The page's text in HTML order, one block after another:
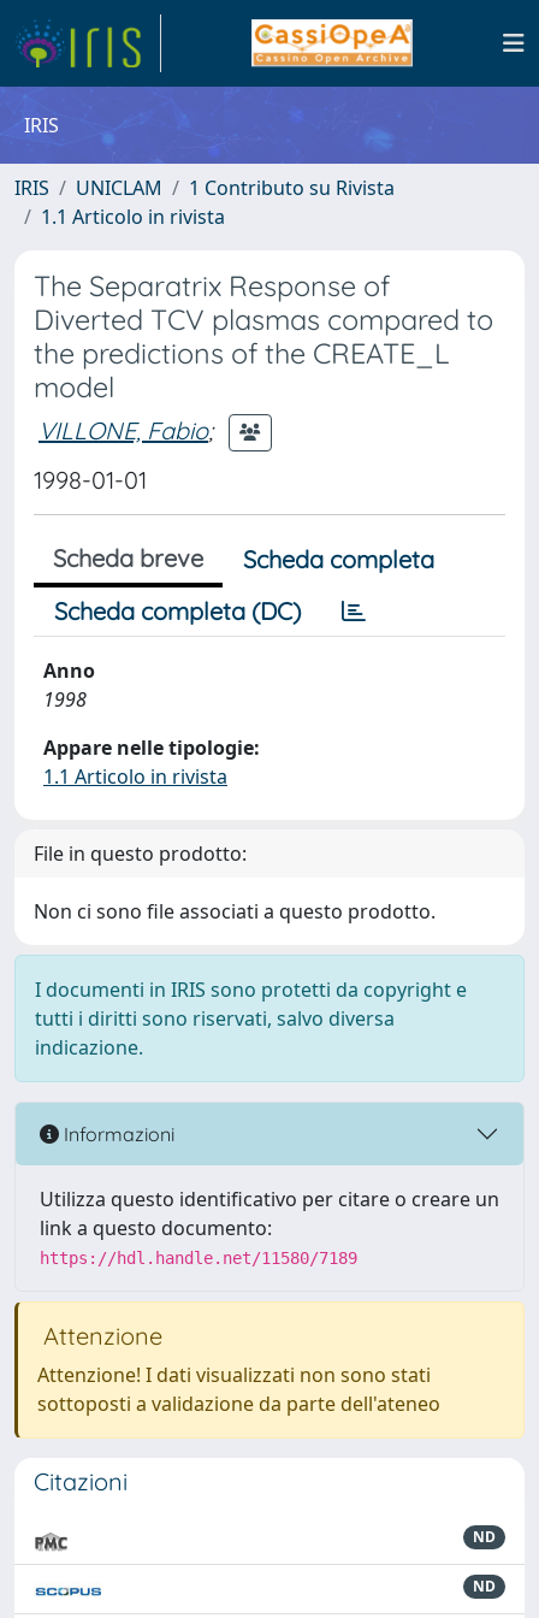
IRIS
IRIS UNICLAM
1 Contributo su Rivista
1.1 Articolo in rivista
The Separatrix Response of
Diverted TCV plasmas compared to
the predictions of the CREATE_L
model
VILLONE, Fabio;
1998-01-01
Scheda breve
Scheda completa
Scheda completa (DC)
Anno
1998
Appare nelle tipologie:
1.1 Articolo in rivista
File in questo prodotto:
Non ci sono file associati a questo prodotto.
I documenti in IRIS sono protetti da copyright e
tutti i diritti sono riservati, salvo diversa
indicazione.
Informazioni
Utilizza questo identificativo per citare o creare un
link a questo documento:
https://hdl.handle.net/11580/7189
Attenzione
Attenzione! I dati visualizzati non sono stati
sottoposti a validazione da parte dell'ateneo
Citazioni
ND
ND